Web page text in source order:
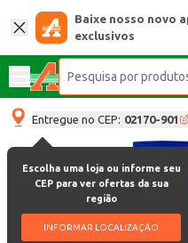
Baixe nosso novo
exclusivos
Entregue no CEP: 02170-901
Escolha uma loja ou informe seu
CEP para ver ofertas da sua
região
INFORMAR LOCALIZAÇÃO